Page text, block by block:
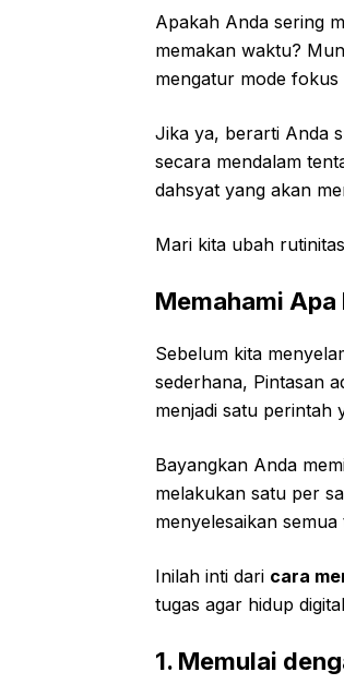
Apakah Anda sering
memakan waktu?
mengatur mode
Jika ya, berarti Anda
secara mendalam
dahsyat yang akan
Mari kita ubah
Memahami
Sebelum kita
sederhana, Pintasan
menjadi satu perintah
Bayangkan Anda
melakukan satu per
menyelesaikan
Inilah inti dari cara
tugas agar hidup
1. Memulai